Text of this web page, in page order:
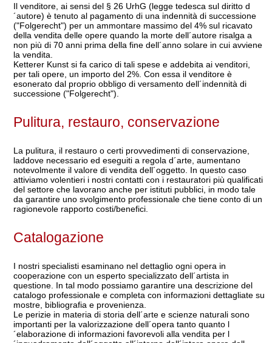
Il venditore, ai sensi del § 26 UrhG (legge tedesca sul diritto d
´autore) è tenuto al pagamento di una indennità di successione
("Folgerecht") per un ammontare massimo del 4% sul ricavato
della vendita delle opere quando la morte dell´autore risalga a
non più di 70 anni prima della fine dell´anno solare in cui avviene
la vendita.
Ketterer Kunst si fa carico di tali spese e addebita ai venditori,
per tali opere, un importo del 2%. Con essa il venditore è
esonerato dal proprio obbligo di versamento dell´indennità di
successione ("Folgerecht").
Pulitura, restauro, conservazione
La pulitura, il restauro o certi provvedimenti di conservazione,
laddove necessario ed eseguiti a regola d´arte, aumentano
notevolmente il valore di vendita dell´oggetto. In questo caso
attiviamo volentieri i nostri contatti con i restauratori più qualificati
del settore che lavorano anche per istituti pubblici, in modo tale
da garantire uno svolgimento professionale che tiene conto di un
ragionevole rapporto costi/benefici.
Catalogazione
I nostri specialisti esaminano nel dettaglio ogni opera in
cooperazione con un esperto specializzato dell´artista in
questione. In tal modo possiamo garantire una descrizione del
catalogo professionale e completa con informazioni dettagliate su
mostre, bibliografia e provenienza.
Le perizie in materia di storia dell´arte e scienze naturali sono
importanti per la valorizzazione dell´opera tanto quanto l
´elaborazione di informazioni favorevoli alla vendita per l